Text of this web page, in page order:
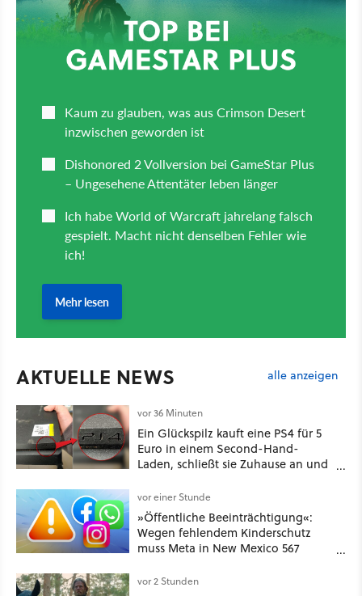
AKTUELLE NEWS alle anzeigen
vor 36 Minuten
Ein Glückspilz kauft eine PS4 für 5
Euro in einem Second-Hand-
Laden, schließt sie Zuhause an und
funktionierende PlayStation [Best of
GameStar]
vor einer Stunde
»Öffentliche Beeinträchtigung«:
Wegen fehlendem Kinderschutz
muss Meta in New Mexico 567
vor 2 Stunden